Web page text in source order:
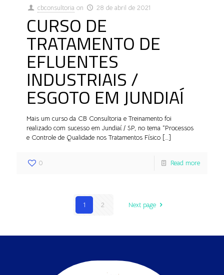
cbconsultoria on 28 de abril de 2021
CURSO DE
TRATAMENTO DE
EFLUENTES
INDUSTRIAIS /
ESGOTO EM JUNDIAÍ
Mais um curso da CB Consultoria e Treinamento foi
realizado com sucesso em Jundiaí / SP, no tema “Processos
e Controle de Qualidade nos Tratamentos Físico […]
0 Read more
1 2 Next page